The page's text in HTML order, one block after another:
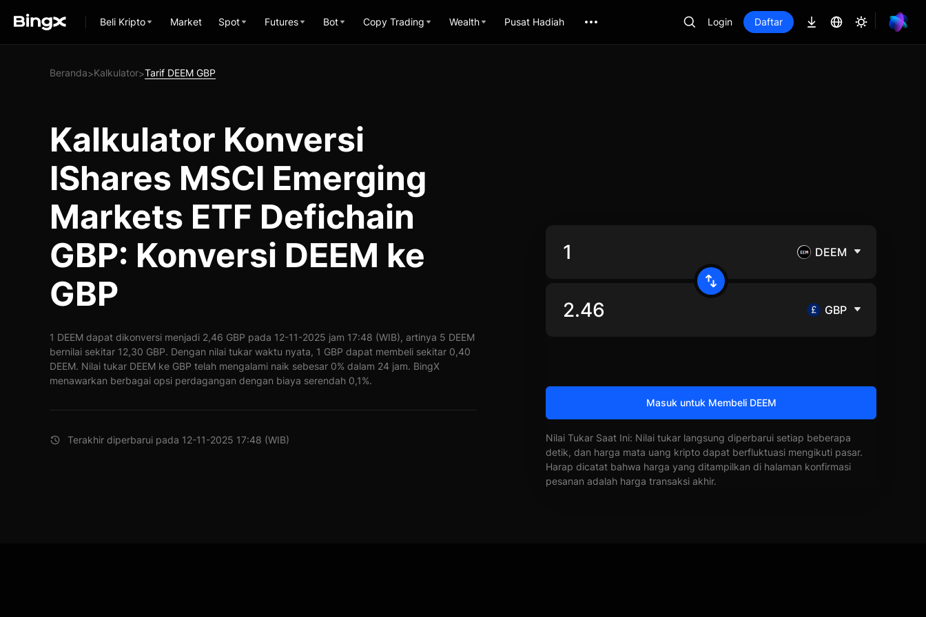
Beli Kripto Market Spot Futures Bot Copy Trading Wealth Pusat Hadiah Login Daftar
Beranda>Kalkulator>Tarif DEEM GBP
Kalkulator Konversi
IShares MSCI Emerging
Markets ETF Defichain
GBP: Konversi DEEM ke
GBP
1 DEEM dapat dikonversi menjadi 2,46 GBP pada 12-11-2025 jam 17:48 (WIB), artinya 5 DEEM
bernilai sekitar 12,30 GBP. Dengan nilai tukar waktu nyata, 1 GBP dapat membeli sekitar 0,40
DEEM. Nilai tukar DEEM ke GBP telah mengalami naik sebesar 0% dalam 24 jam. BingX
menawarkan berbagai opsi perdagangan dengan biaya serendah 0,1%.
Terakhir diperbarui pada 12-11-2025 17:48 (WIB)
DEEM
GBP
Masuk untuk Membeli DEEM
Nilai Tukar Saat Ini: Nilai tukar langsung diperbarui setiap beberapa
detik, dan harga mata uang kripto dapat berfluktuasi mengikuti pasar.
Harap dicatat bahwa harga yang ditampilkan di halaman konfirmasi
pesanan adalah harga transaksi akhir.